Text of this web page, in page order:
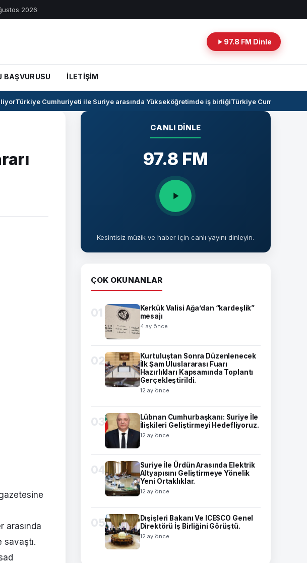
2026
97.8 FM Dinle
BAŞVURUSU İLETİŞİM
Türkiye Cumhuriyeti ile Suriye arasında Yükseköğretimde iş birliğiTürkiye Cumhuriyeti -
arasında
savaştı.
CANLI DINLE
97.8 FM
Kesintisiz müzik ve haber için canlı yayını dinleyin.
ÇOK OKUNANLAR
01
Kerkük Valisi Ağa’dan “kardeşlik”
mesajı
4 ay önce
02
Kurtuluştan Sonra Düzenlenecek
İlk Şam Uluslararası Fuarı
Hazırlıkları Kapsamında Toplantı
Gerçekleştirildi.
12 ay önce
03
Lübnan Cumhurbaşkanı: Suriye İle
İlişkileri Geliştirmeyi Hedefliyoruz.
12 ay önce
04
Suriye İle Ürdün Arasında Elektrik
Altyapısını Geliştirmeye Yönelik
Yeni Ortaklıklar.
12 ay önce
05
Dışişleri Bakanı Ve ICESCO Genel
Direktörü İş Birliğini Görüştü.
12 ay önce